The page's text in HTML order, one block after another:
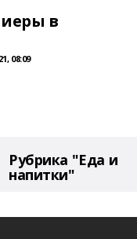
в
08:09
Рубрика "Еда и
напитки"